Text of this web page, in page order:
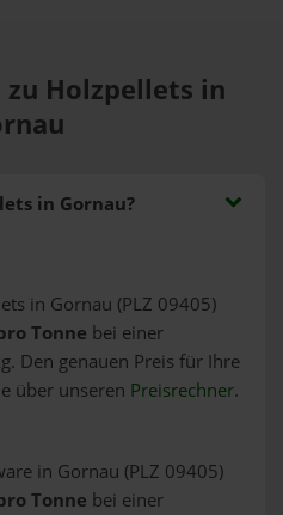
zu Holzpellets in
in Gornau?
in Gornau (PLZ 09405)
Tonne bei einer
Den genauen Preis für Ihre
über unseren Preisrechner.
in Gornau (PLZ 09405)
Tonne bei einer